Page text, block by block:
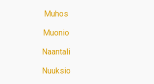
Muhos
Muonio
Naantali
Nuuksio